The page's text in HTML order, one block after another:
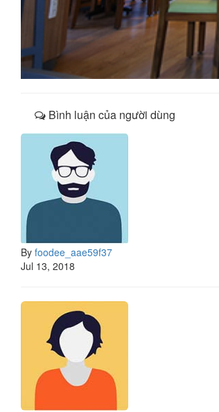
Bình luận của người dùng
By foodee_aae59f37
Jul 13, 2018